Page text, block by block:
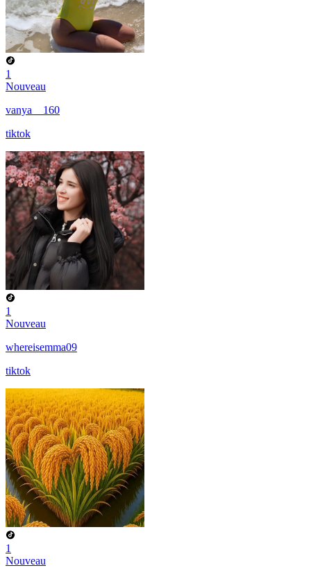
1
Nouveau
vanya__160
tiktok
1
Nouveau
whereisemma09
tiktok
1
Nouveau